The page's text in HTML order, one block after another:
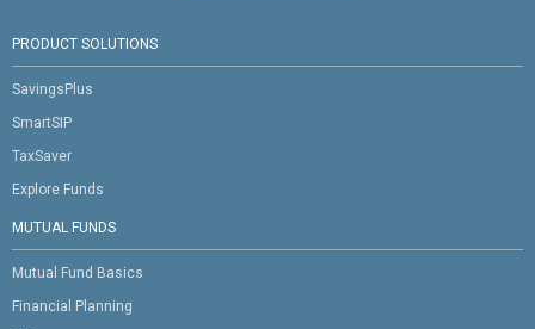
PRODUCT SOLUTIONS
SavingsPlus
SmartSIP
TaxSaver
Explore Funds
MUTUAL FUNDS
Mutual Fund Basics
Financial Planning